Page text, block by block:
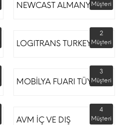
NEWCAST ALMANYAMüşteri
LOGITRANS TURKEY
2
Müşteri
MOBİLYA FUARI TÜYAP
3
Müşteri
AVM İÇ VE DIŞ
4
Müşteri